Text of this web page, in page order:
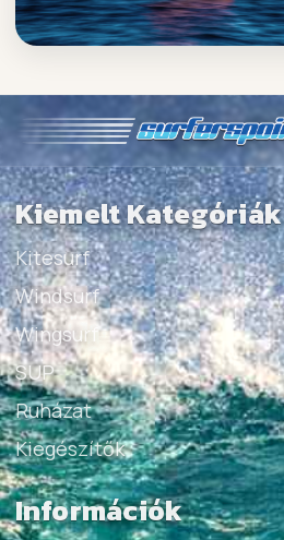
Kiemelt Kategóriák
Kitesurf
Windsurf
Wingsurf
SUP
Ruházat
Kiegészítők
Információk